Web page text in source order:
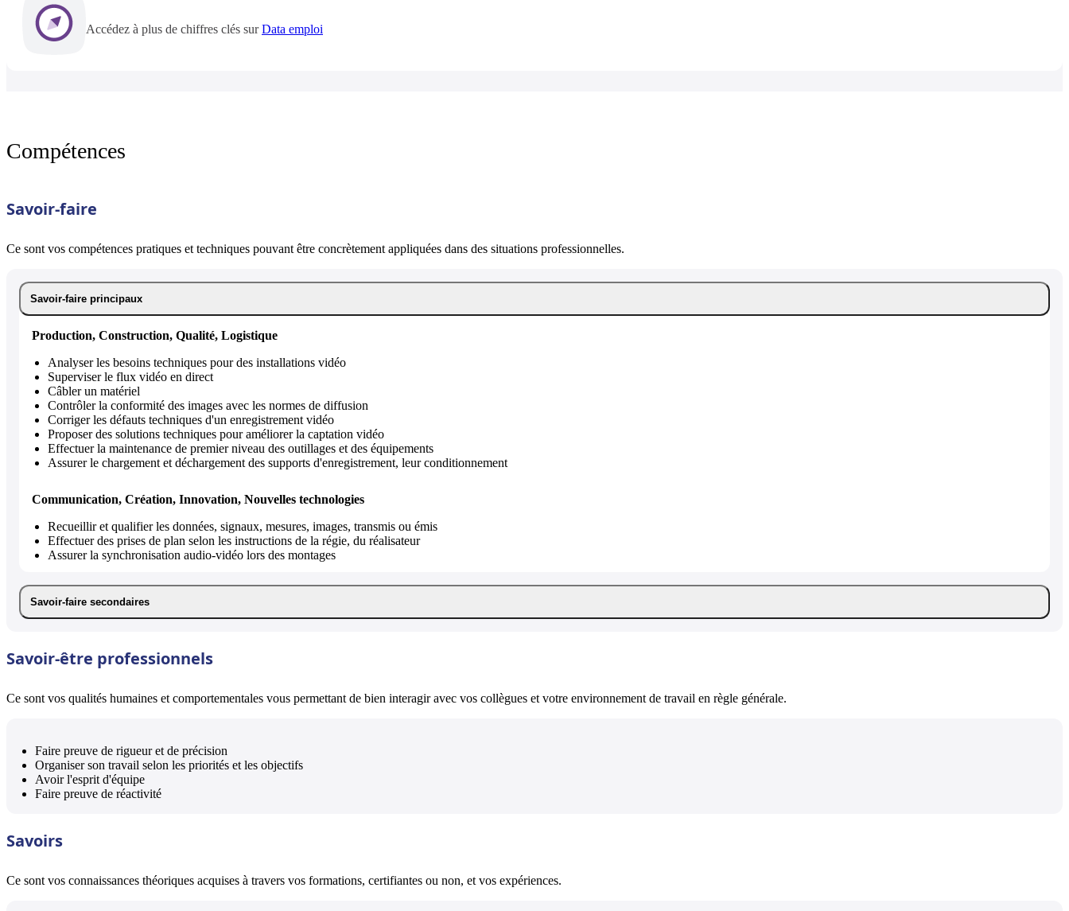
Accédez à plus de chiffres clés surData emploi
Compétences
Savoir-faire
Ce sont vos compétences pratiques et techniques pouvant être concrètement appliquées dans des situations professionnelles.
Savoir-faire principaux
Production, Construction, Qualité, Logistique
Analyser les besoins techniques pour des installations vidéo
Superviser le flux vidéo en direct
Câbler un matériel
Contrôler la conformité des images avec les normes de diffusion
Corriger les défauts techniques d'un enregistrement vidéo
Proposer des solutions techniques pour améliorer la captation vidéo
Effectuer la maintenance de premier niveau des outillages et des équipements
Assurer le chargement et déchargement des supports d'enregistrement, leur conditionnement
Communication, Création, Innovation, Nouvelles technologies
Recueillir et qualifier les données, signaux, mesures, images, transmis ou émis
Effectuer des prises de plan selon les instructions de la régie, du réalisateur
Assurer la synchronisation audio-vidéo lors des montages
Savoir-faire secondaires
Savoir-être professionnels
Ce sont vos qualités humaines et comportementales vous permettant de bien interagir avec vos collègues et votre environnement de travail en règle générale.
Faire preuve de rigueur et de précision
Organiser son travail selon les priorités et les objectifs
Avoir l'esprit d'équipe
Faire preuve de réactivité
Savoirs
Ce sont vos connaissances théoriques acquises à travers vos formations, certifiantes ou non, et vos expériences.